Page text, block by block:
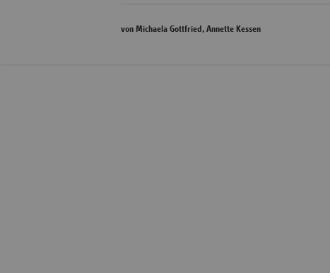
von Michaela Gottfried, Annette Kessen